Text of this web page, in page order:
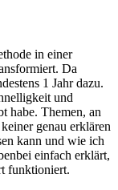
in einer
Da
1 Jahr dazu.
und
habe. Themen, an
genau erklären
kann und wie ich
einfach erklärt,
funktioniert.